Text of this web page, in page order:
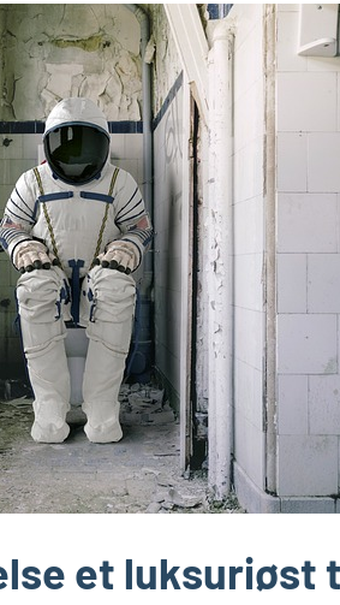
et luksuriøst